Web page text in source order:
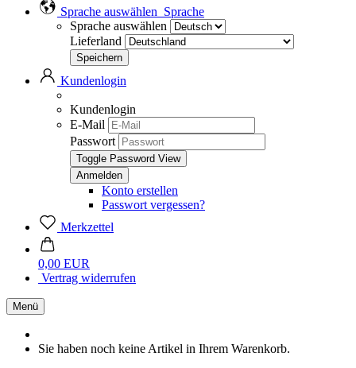
Sprache auswählen Sprache
Sprache auswählen
Lieferland
Kundenlogin
Kundenlogin
E-Mail
Passwort
Toggle Password View
Konto erstellen
Passwort vergessen?
Merkzettel
0,00 EUR
Vertrag widerrufen
Menü
Sie haben noch keine Artikel in Ihrem Warenkorb.